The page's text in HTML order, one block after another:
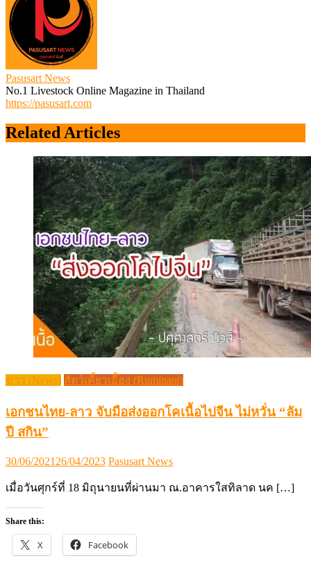
Pasusart News
No.1 Livestock Online Magazine in Thailand
https://pasusart.com
Related Articles
ข่าว (News) สัตว์เคี้ยวเอื้อง (Ruminant)
เอกชนไทย-ลาว จับมือส่งออกโคเนื้อไปจีน ไม่หวั่น “ลัม
ปี สกิน”
Posted
30/06/2021 26/04/2023 Author
Pasusart News
เมื่อวันศุกร์ที่ 18 มิถุนายนที่ผ่านมา ณ.อาคารใสทิลาด นค […]
Share this:
X Facebook